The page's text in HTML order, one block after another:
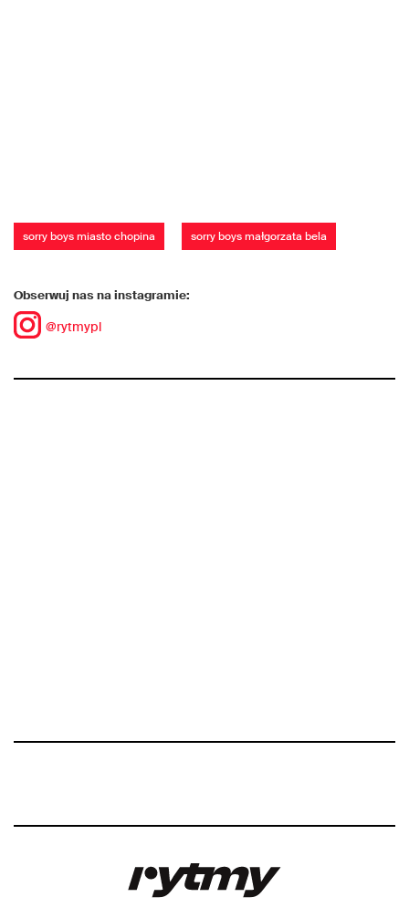
sorry boys miasto chopina sorry boys małgorzata bela
Obserwuj nas na instagramie:
@rytmypl